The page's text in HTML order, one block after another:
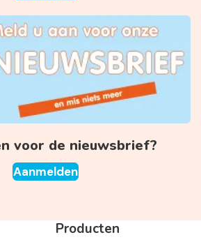
voor de nieuwsbrief?
Aanmelden
Producten